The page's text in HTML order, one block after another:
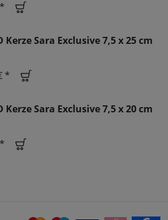
Kerze Sara Exclusive 7,5 x 25 cm
*
Kerze Sara Exclusive 7,5 x 20 cm